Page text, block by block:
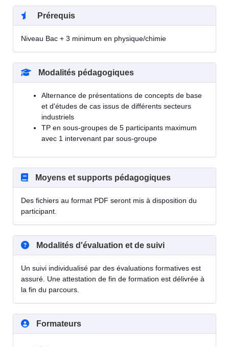
Prérequis
Niveau Bac + 3 minimum en physique/chimie
Modalités pédagogiques
Alternance de présentations de concepts de base
et d'études de cas issus de différents secteurs
industriels
TP en sous-groupes de 5 participants maximum
avec 1 intervenant par sous-groupe
Moyens et supports pédagogiques
Des fichiers au format PDF seront mis à disposition du
participant.
Modalités d'évaluation et de suivi
Un suivi individualisé par des évaluations formatives est
assuré. Une attestation de fin de formation est délivrée à
la fin du parcours.
Formateurs